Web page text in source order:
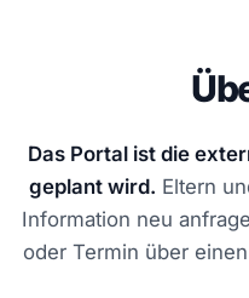
Das Portal ist die
geplant wird. Eltern
Information neu
oder Termin über